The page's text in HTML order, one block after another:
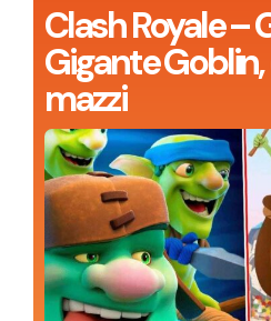
Clash Royale –
Gigante
mazzi